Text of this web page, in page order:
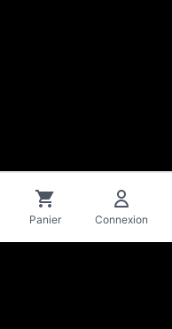
Panier Connexion